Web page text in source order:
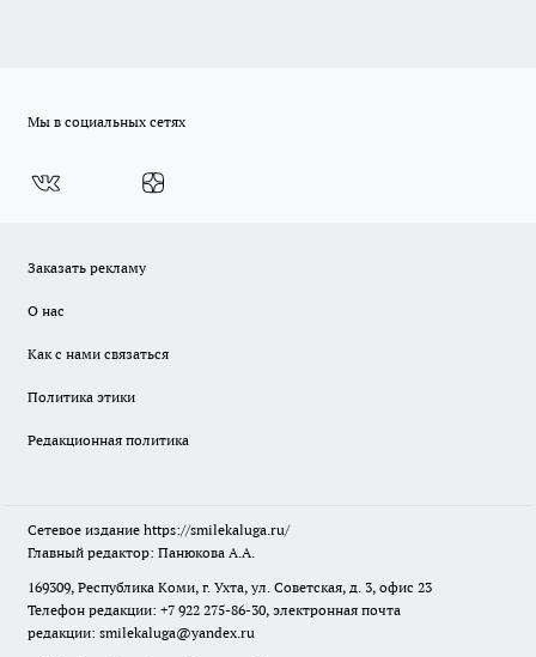
Мы в социальных сетях
Заказать рекламу
О нас
Как с нами связаться
Политика этики
Редакционная политика
Сетевое издание https://smilekaluga.ru/
Главный редактор: Панюкова А.А.
169309, Республика Коми, г. Ухта, ул. Советская, д. 3, офис 23
Телефон редакции: +7 922 275-86-30, электронная почта
редакции: smilekaluga@yandex.ru